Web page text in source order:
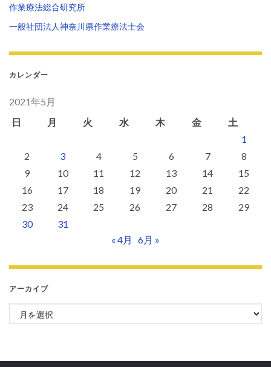
作業療法総合研究所
一般社団法人神奈川県作業療法士会
カレンダー
2021年5月
日
月 火 水 木 金
土
1
2
3 4 5 6 7
8
9
10 11 12 13 14
15
16
17 18 19 20 21
22
23
24 25 26 27 28
29
30
31
« 4月
6月 »
アーカイブ
アーカイブ